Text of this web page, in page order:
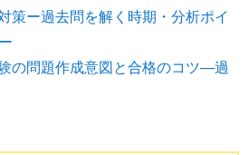
策ー過去問を解く時期・分析ポイ
の問題作成意図と合格のコツ―過